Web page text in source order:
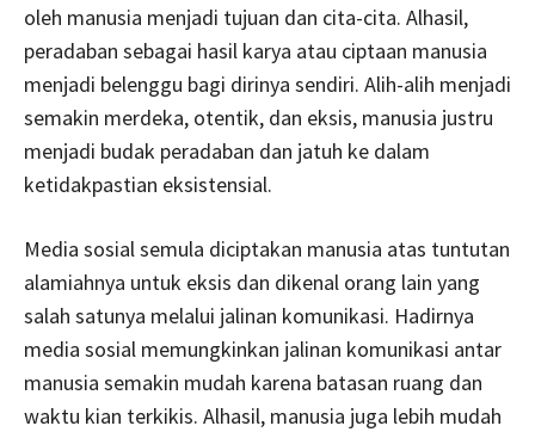
oleh manusia menjadi tujuan dan cita-cita. Alhasil,
peradaban sebagai hasil karya atau ciptaan manusia
menjadi belenggu bagi dirinya sendiri. Alih-alih menjadi
semakin merdeka, otentik, dan eksis, manusia justru
menjadi budak peradaban dan jatuh ke dalam
ketidakpastian eksistensial.
Media sosial semula diciptakan manusia atas tuntutan
alamiahnya untuk eksis dan dikenal orang lain yang
salah satunya melalui jalinan komunikasi. Hadirnya
media sosial memungkinkan jalinan komunikasi antar
manusia semakin mudah karena batasan ruang dan
waktu kian terkikis. Alhasil, manusia juga lebih mudah